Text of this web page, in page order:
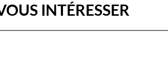
INTÉRESSER